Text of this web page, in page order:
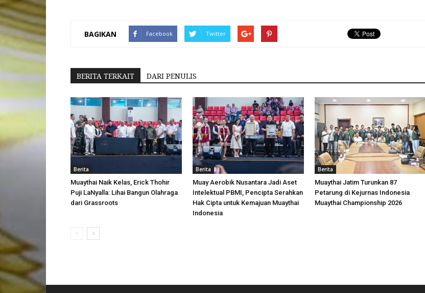
BAGIKAN Facebook Twitter
BERITA TERKAIT DARI PENULIS
Berita
Muaythai Naik Kelas, Erick Thohir
Puji LaNyalla: Lihai Bangun Olahraga
dari Grassroots
Berita
Muay Aerobik Nusantara Jadi Aset
Intelektual PBMI, Pencipta Serahkan
Hak Cipta untuk Kemajuan Muaythai
Indonesia
Berita
Muaythai Jatim Turunkan 87
Petarung di Kejurnas Indonesia
Muaythai Championship 2026